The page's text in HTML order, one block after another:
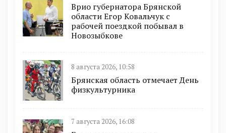
Врио губернатора Брянской
области Егор Ковальчук с
рабочей поездкой побывал в
Новозыбкове
8 августа 2026, 10:58
Брянская область отмечает День
физкультурника
7 августа 2026, 16:08